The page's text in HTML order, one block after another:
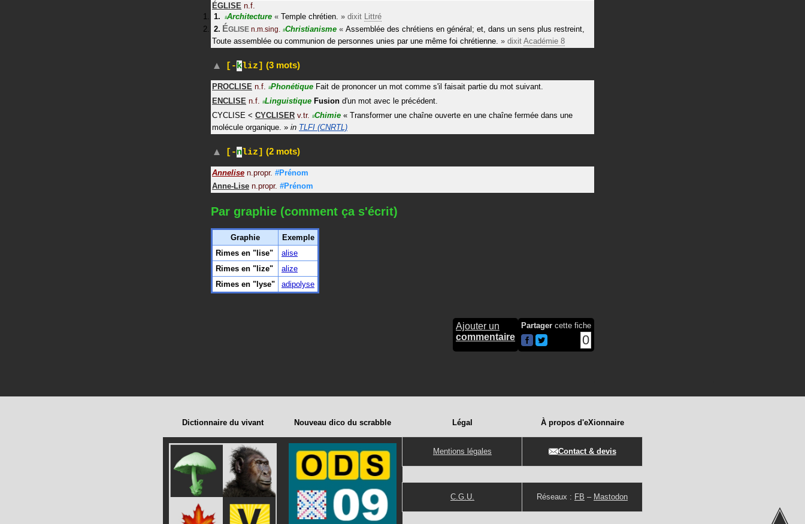
ÉGLISE n.f.
#Architecture « Temple chrétien. » dixit Littré
ÉGLISE n.m.sing. #Christianisme « Assemblée des chrétiens en général; et, dans un sens plus restreint,
Toute assemblée ou communion de personnes unies par une même foi chrétienne. » dixit Académie 8
[-kliz] (3 mots)
PROCLISE n.f. #Phonétique Fait de prononcer un mot comme s'il faisait partie du mot suivant.
ENCLISE n.f. #Linguistique Fusion d'un mot avec le précédent.
CYCLISE < CYCLISER v.tr. #Chimie « Transformer une chaîne ouverte en une chaîne fermée dans une
molécule organique. » in TLFI (CNRTL)
[-nliz] (2 mots)
Annelise n.propr. #Prénom
Anne-Lise n.propr. #Prénom
Par graphie (comment ça s'écrit)
Graphie
Exemple
Rimes en "lise"
alise
Rimes en "lize"
alize
Rimes en "lyse"
adipolyse
Ajouter un
commentaire
Partager cette fiche
0
Dictionnaire du vivant Nouveau dico du scrabble Légal
Mentions légales
C.G.U.
À propos d'eXionnaire
Contact & devis
Réseaux : FB – Mastodon